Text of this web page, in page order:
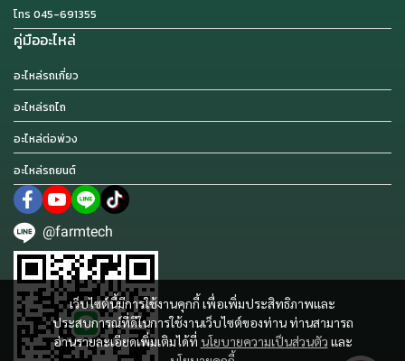
เว็บไซต์นี้มีการใช้งานคุกกี้ เพื่อเพิ่มประสิทธิภาพและ
ประสบการณ์ที่ดีในการใช้งานเว็บไซต์ของท่าน ท่านสามารถ
อ่านรายละเอียดเพิ่มเติมได้ที่ นโยบายความเป็นส่วนตัว และ
โทร 045-691355
คู่มืออะไหล่
อะไหล่รถเกี่ยว
อะไหล่รถไถ
อะไหล่ต่อพ่วง
อะไหล่รถยนต์
@farmtech